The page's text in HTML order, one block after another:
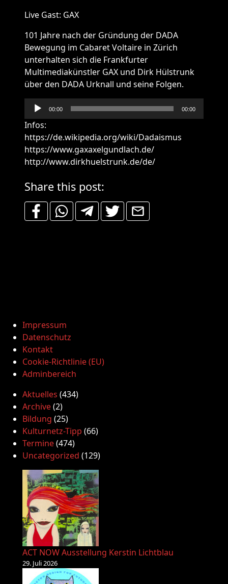
Live Gast: GAX
101 Jahre nach der Gründung der DADA
Bewegung im Cabaret Voltaire in Zürich
unterhalten sich die Frankfurter
Multimediakünstler GAX und Dirk Hülstrunk
über den DADA Urknall und seine Folgen.
Audio-
Player
00:00 00:00
Infos:
https://de.wikipedia.org/wiki/Dadaismus
https://www.gaxaxelgundlach.de/
http://www.dirkhuelstrunk.de/de/
Share this post:
Impressum
Datenschutz
Kontakt
Cookie-Richtlinie (EU)
Adminbereich
Aktuelles (434)
Archive(2)
Bildung (25)
Kulturnetz-Tipp (66)
Termine(474)
Uncategorized (129)
ACT NOW Ausstellung Kerstin Lichtblau
29. Juli 2026